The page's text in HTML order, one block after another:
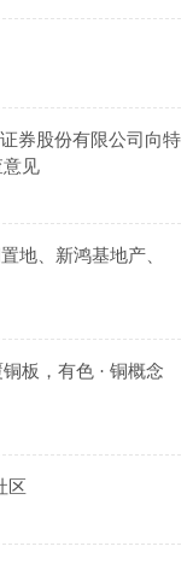
券股份有限公司向特
意见
地、新鸿基地产、
板，有色 · 铜概念
区